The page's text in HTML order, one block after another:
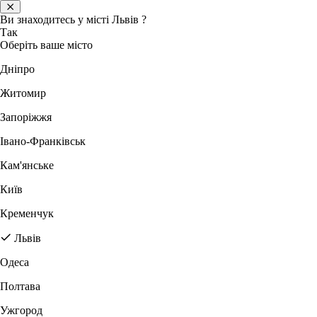
Ви знаходитесь у місті Львів ?
Так
Оберіть ваше місто
Дніпро
Житомир
Запоріжжя
Івано-Франківськ
Кам'янське
Київ
Кременчук
Львів
Одеса
Полтава
Ужгород